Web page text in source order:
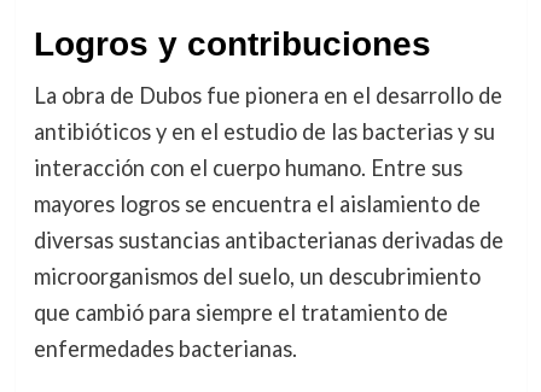
Logros y contribuciones
La obra de Dubos fue pionera en el desarrollo de
antibióticos y en el estudio de las bacterias y su
interacción con el cuerpo humano. Entre sus
mayores logros se encuentra el aislamiento de
diversas sustancias antibacterianas derivadas de
microorganismos del suelo, un descubrimiento
que cambió para siempre el tratamiento de
enfermedades bacterianas.